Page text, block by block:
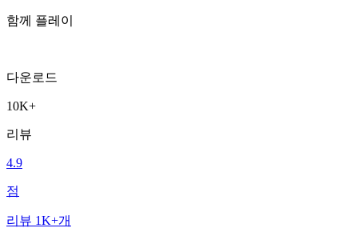
함께 플레이
다운로드
10K+
리뷰
4.9
점
리뷰 1K+개